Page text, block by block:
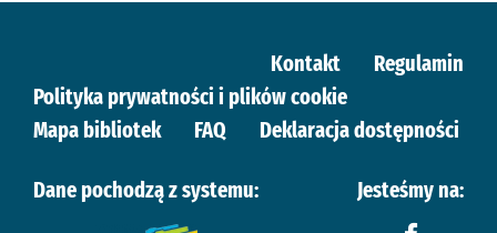
Kontakt
Regulamin
Polityka prywatności i plików cookie
Mapa bibliotek
FAQ Deklaracja dostępności
Dane pochodzą z systemu: Jesteśmy na: